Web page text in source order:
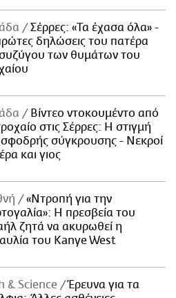
Σέρρες: «Τα έχασα όλα» -
δηλώσεις του πατέρα
συζύγου των θυμάτων του
Βίντεο ντοκουμέντο από
στις Σέρρες: Η στιγμή
σφοδρής σύγκρουσης - Νεκροί
και γιος
«Ντροπή για την
Η πρεσβεία του
ζητά να ακυρωθεί η
του Kanye West
& Science
Έρευνα για τα